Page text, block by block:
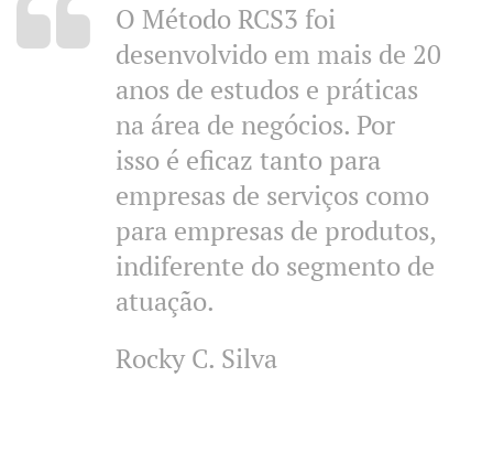
O Método RCS3 foi
desenvolvido em mais de 20
anos de estudos e práticas
na área de negócios. Por
isso é eficaz tanto para
empresas de serviços como
para empresas de produtos,
indiferente do segmento de
atuação.
Rocky C. Silva